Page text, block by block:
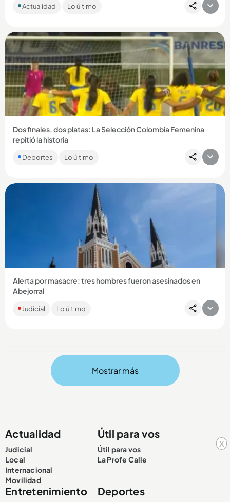
x
para ocupar la Casa de Nariño, una marca decidió ponerle
Actualidad Lo último
Compartir Noticia
Dos finales, dos platas: La Selección Colombia Femenina
repitió la historia
escapar la ventaja y la presea dorada se definió desde el
Deportes Lo último
Compartir Noticia
Alerta por masacre: tres hombres fueron asesinados en
Abejorral
Los hombres, cuyas edades oscilan entre los 20 a 30 años,
habrían sido ultimados por desconocidos que los
Judicial Lo último
Mostrar más
Actualidad
Judicial
Local
Internacional
Movilidad
Útil para vos
Útil para vos
La Profe Calle
Entretenimiento Deportes